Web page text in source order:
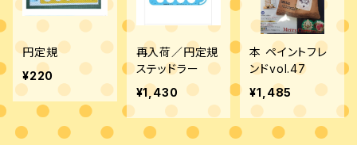
円定規
¥220
再入荷／円定規
ステッドラー
¥1,430
本 ペイントフレ
ンドvol.47
¥1,485